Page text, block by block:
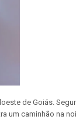
de Goiás.
um caminhão na